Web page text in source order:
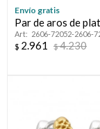
Envío gratis
Par de aros de
2606-72052-2606-
$ 2.961 $4.230
Compromiso